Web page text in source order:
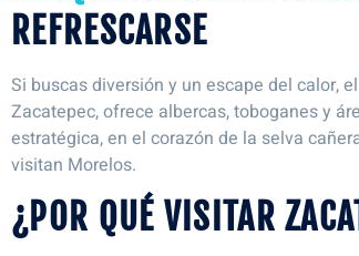
REFRESCARSE
Si buscas diversión y un escape del calor,
Zacatepec, ofrece albercas, toboganes y
estratégica, en el corazón de la selva
visitan Morelos.
¿POR QUÉ VISITAR